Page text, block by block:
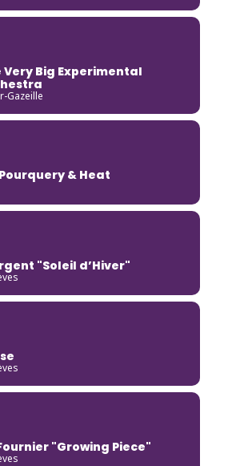
Very Big Experimental
Gazeille
& Heat
"Soleil d’Hiver"
"Growing Piece"